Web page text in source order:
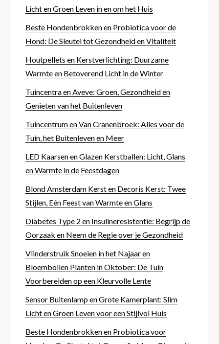
Licht en Groen Leven in en om het Huis
Beste Hondenbrokken en Probiotica voor de
Hond: De Sleutel tot Gezondheid en Vitaliteit
Houtpellets en Kerstverlichting: Duurzame
Warmte en Betoverend Licht in de Winter
Tuincentra en Aveve: Groen, Gezondheid en
Genieten van het Buitenleven
Tuincentrum en Van Cranenbroek: Alles voor de
Tuin, het Buitenleven en Meer
LED Kaarsen en Glazen Kerstballen: Licht, Glans
en Warmte in de Feestdagen
Blond Amsterdam Kerst en Decoris Kerst: Twee
Stijlen, Eén Feest van Warmte en Glans
Diabetes Type 2 en Insulineresistentie: Begrijp de
Oorzaak en Neem de Regie over je Gezondheid
Vlinderstruik Snoeien in het Najaar en
Bloembollen Planten in Oktober: De Tuin
Voorbereiden op een Kleurvolle Lente
Sensor Buitenlamp en Grote Kamerplant: Slim
Licht en Groen Leven voor een Stijlvol Huis
Beste Hondenbrokken en Probiotica voor